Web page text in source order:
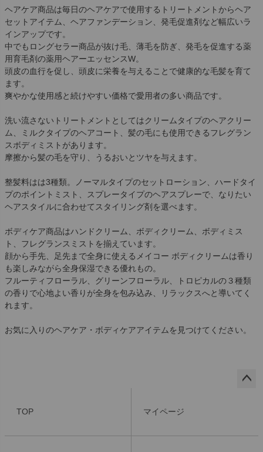
ヘアケア商品は毎日のヘアケアで使用するトリートメントからヘア
セットアイテム、ヘアファンデーション、発毛促進剤など幅広いラ
インアップです。
中でもロングセラー商品が抜け毛、薄毛を防ぎ、発毛を促進する薬
用育毛剤の薬用ヘアーエッセンスW。
頭皮の血行を促し、頭皮に栄養を与えることで健康的な毛髪を育て
ます。
爽やかな使用感と続けやすい価格で愛用者の多い商品です。
洗い流さないトリートメントとしてはクリームタイプのヘアクリー
ム、ミルクタイプのヘアコート、髪の毛にも使用できるフレグラン
スボディミストがあります。
摩擦から髪の毛を守り、うるおいとツヤを与えます。
整髪料はは3種類。ノーマルタイプのセットローション、ハードタイ
プのポイントミスト、スプレータイプのヘアスプレーで、なりたい
ヘアスタイルに合わせてスタイリング剤を選べます。
ボディケア商品はハンドクリーム、ボディクリーム、ボディミス
ト、フレグランスミストを揃えています。
顔から手先、足先まで全身に使えるメイコー ボディクリームは香り
も楽しみながら全身保湿できる優れもの。
フルーティフローラル、グリーンフローラル、トロピカルの３種類
の香りで心地よい香りが全身を包み込み、リラックスへと導いてく
れます。
お気に入りのヘアケア・ボディケアアイテムを見つけてください。
TOP マイページ